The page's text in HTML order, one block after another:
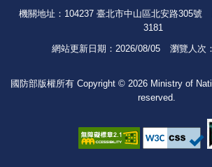
機關地址：104237 臺北市中山區北安路305號
3181
網站更新日期： 2026/08/05 瀏覽人次：
國防部版權所有 Copyright © 2026 Ministry of
reserved.